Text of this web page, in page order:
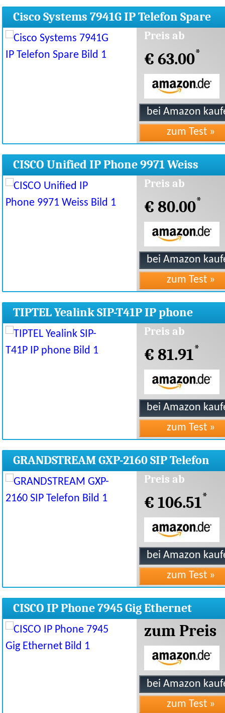
Cisco Systems 7941G IP Telefon Spare
Preis ab
€ 63.00*
CISCO Unified IP Phone 9971 Weiss
Preis ab
€ 80.00*
TIPTEL Yealink SIP-T41P IP phone
Preis ab
€ 81.91*
GRANDSTREAM GXP-2160 SIP Telefon
Preis ab
€ 106.51*
CISCO IP Phone 7945 Gig Ethernet
zum Preis